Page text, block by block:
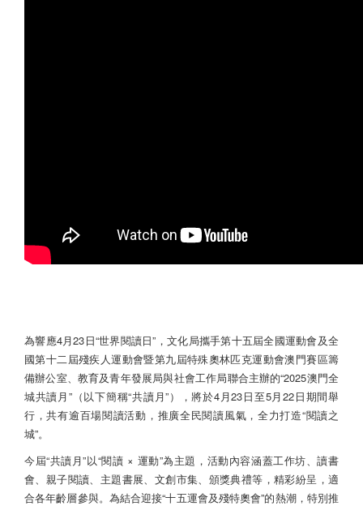
為響應4月23日“世界閱讀日”，文化局攜手第十五屆全國運動會及全
國第十二屆殘疾人運動會暨第九屆特殊奧林匹克運動會澳門賽區籌
備辦公室、教育及青年發展局與社會工作局聯合主辦的“2025澳門全
城共讀月”（以下簡稱“共讀月”），將於4月23日至5月22日期間舉
行，共有逾百場閱讀活動，推廣全民閱讀風氣，全力打造“閱讀之
城”。
今屆“共讀月”以“閱讀 × 運動”為主題，活動內容涵蓋工作坊、讀書
會、親子閱讀、主題書展、文創市集、頒獎典禮等，精彩紛呈，適
合各年齡層參與。為結合迎接“十五運會及殘特奧會”的熱潮，特別推